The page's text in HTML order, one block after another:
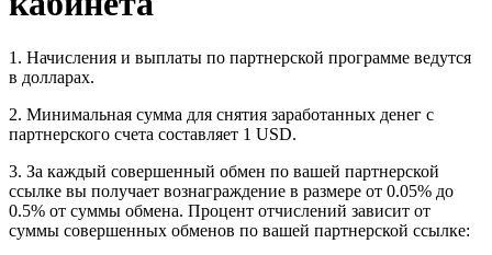
1. Начисления и выплаты по партнерской программе ведутся
в долларах.
2. Минимальная сумма для снятия заработанных денег с
партнерского счета составляет 1 USD.
3. За каждый совершенный обмен по вашей партнерской
ссылке вы получает вознаграждение в размере от 0.05% до
0.5% от суммы обмена. Процент отчислений зависит от
суммы совершенных обменов по вашей партнерской ссылке: